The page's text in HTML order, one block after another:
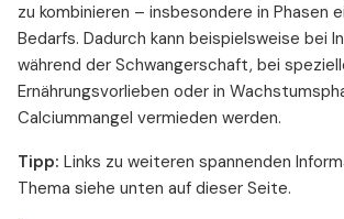
zu kombinieren – insbesondere in Phasen
Bedarfs. Dadurch kann beispielsweise bei
während der Schwangerschaft, bei
Ernährungsvorlieben oder in
Calciummangel vermieden werden.
Tipp: Links zu weiteren spannenden
Thema siehe unten auf dieser Seite.